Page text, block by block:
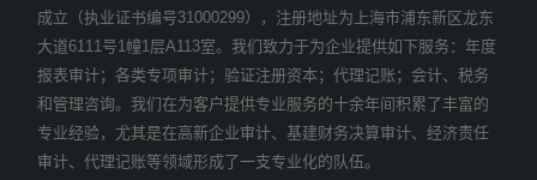
成立（执业证书编号31000299），注册地址为上海市浦东新区龙东
大道6111号1幢1层A113室。我们致力于为企业提供如下服务：年度
报表审计；各类专项审计；验证注册资本；代理记账；会计、税务
和管理咨询。我们在为客户提供专业服务的十余年间积累了丰富的
专业经验，尤其是在高新企业审计、基建财务决算审计、经济责任
审计、代理记账等领域形成了一支专业化的队伍。